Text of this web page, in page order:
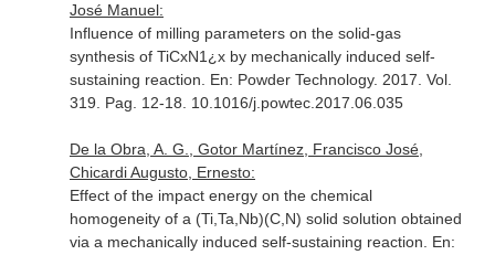
José Manuel:
Influence of milling parameters on the solid-gas
synthesis of TiCxN1¿x by mechanically induced self-
sustaining reaction. En: Powder Technology. 2017. Vol.
319. Pag. 12-18. 10.1016/j.powtec.2017.06.035
De la Obra, A. G., Gotor Martínez, Francisco José,
Chicardi Augusto, Ernesto:
Effect of the impact energy on the chemical
homogeneity of a (Ti,Ta,Nb)(C,N) solid solution obtained
via a mechanically induced self-sustaining reaction. En: